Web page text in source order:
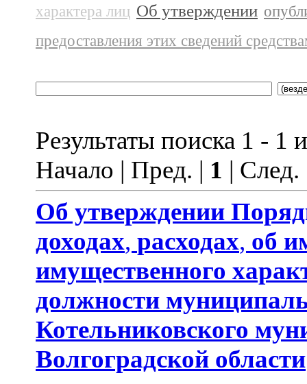
характера лиц Об утверждении
предоставления этих сведений
Результаты поиска 1 - 1
Начало | Пред. | 1 |
Об утверждении
доходах, расходах, об
имущественного
должности
Котельниковского
Волгоградской области